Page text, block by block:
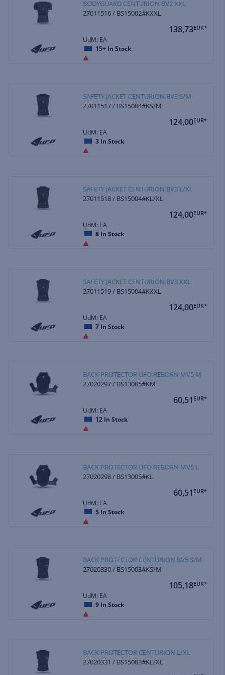
BODYGUARD CENTURION BV2 XXL
27011516 / BS15002#KXXL
138,73EUR*
UdM: EA
15+ In Stock
SAFETY JACKET CENTURION BV3 S/M
27011517 / BS15004#KS/M
124,00EUR*
UdM: EA
3 In Stock
SAFETY JACKET CENTURION BV3 L/XL
27011518 / BS15004#KL/XL
124,00EUR*
UdM: EA
8 In Stock
SAFETY JACKET CENTURION BV3 XXL
27011519 / BS15004#KXXL
124,00EUR*
UdM: EA
7 In Stock
BACK PROTECTOR UFO REBORN MV5 M
27020297 / BS13005#KM
60,51 EUR*
UdM: EA
12 In Stock
BACK PROTECTOR UFO REBORN MV5 L
27020298 / BS13005#KL
60,51 EUR*
UdM: EA
5 In Stock
BACK PROTECTOR CENTURION BV5 S/M
27020330 / BS15003#KS/M
105,18EUR*
UdM: EA
9 In Stock
BACK PROTECTOR CENTURION L/XL
27020331 / BS15003#KL/XL